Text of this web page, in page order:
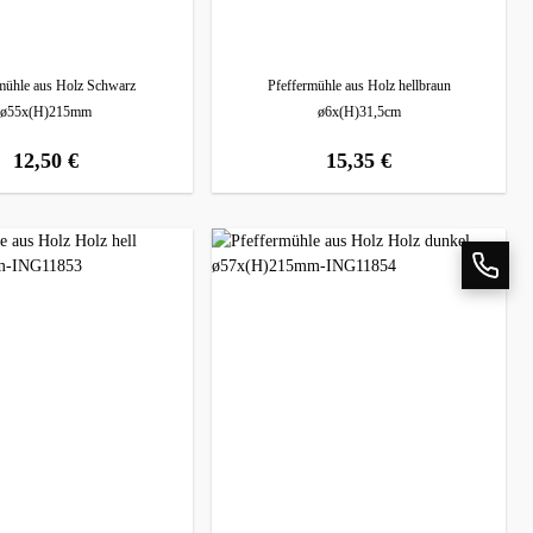
aus Holz Schwarz
ø55x(H)215mm
regulärer preis:
12,50 €
Pfeffermühle aus Holz hellbraun
ø6x(H)31,5cm
regulärer preis:
15,35 €